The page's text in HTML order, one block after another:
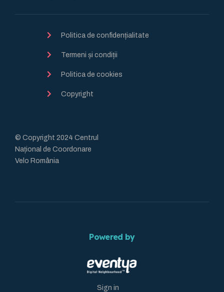
Politica de confidențialitate
Termeni și condiții
Politica de cookies
Copyright
© Copyright 2024 Centrul
Național de Coordonare
Velo România
Powered by
Sign in